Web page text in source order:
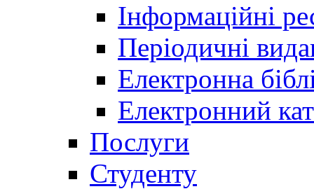
Інформаційні
Періодичні
Електронна
Електронний
Послуги
Студенту